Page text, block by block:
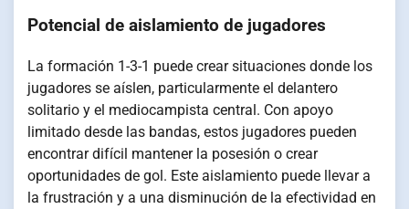
Potencial de aislamiento de jugadores
La formación 1-3-1 puede crear situaciones donde los
jugadores se aíslen, particularmente el delantero
solitario y el mediocampista central. Con apoyo
limitado desde las bandas, estos jugadores pueden
encontrar difícil mantener la posesión o crear
oportunidades de gol. Este aislamiento puede llevar a
la frustración y a una disminución de la efectividad en